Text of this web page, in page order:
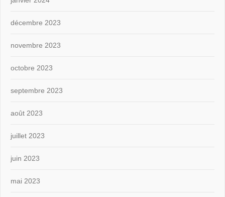
décembre 2023
novembre 2023
octobre 2023
septembre 2023
août 2023
juillet 2023
juin 2023
mai 2023